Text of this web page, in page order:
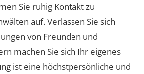
Sie ruhig Kontakt zu
auf. Verlassen Sie sich
von Freunden und
machen Sie sich Ihr eigenes
ist eine höchstpersönliche und